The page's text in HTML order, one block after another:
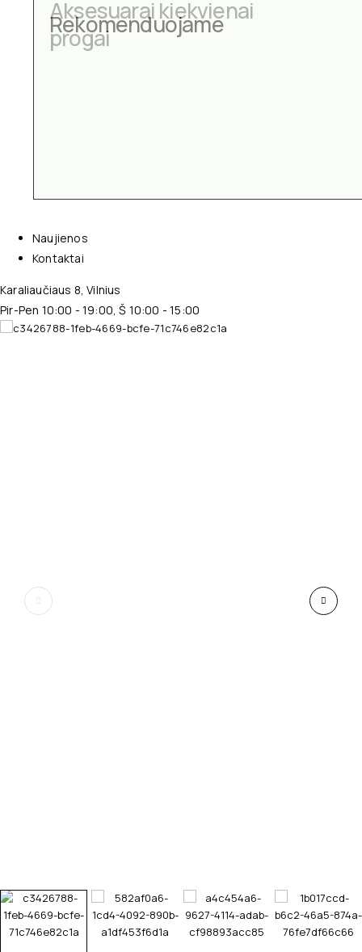
Rekomenduojame
Aksesuarai kiekvienai
progai
Naujienos
Kontaktai
Karaliaučiaus 8, Vilnius
Pir-Pen 10:00 - 19:00, Š 10:00 - 15:00